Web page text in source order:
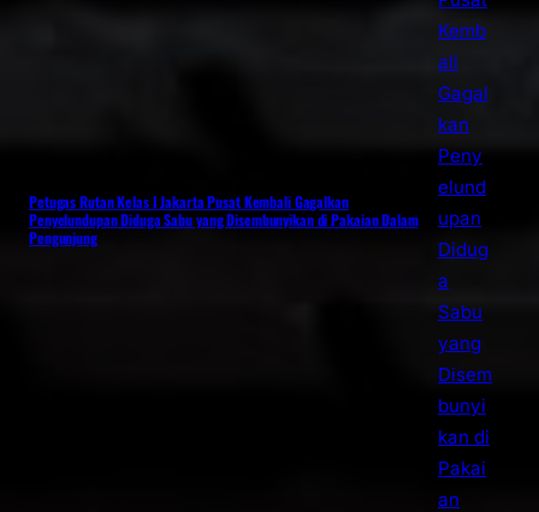
Petugas Rutan Kelas I Jakarta Pusat Kembali Gagalkan
Penyelundupan Diduga Sabu yang Disembunyikan di Pakaian Dalam
Pengunjung